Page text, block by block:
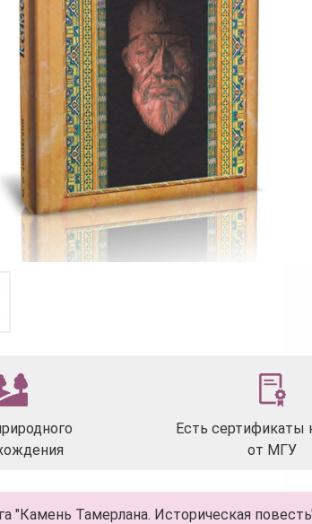
Есть сертификаты
от МГУ
"Камень Тамерлана. Историческая